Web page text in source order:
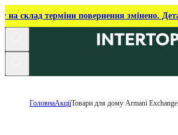
на склад терміни повернення змінено.
ГоловнаАкціїТовари для дому Armani Exchange